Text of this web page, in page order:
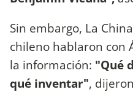
Sin embargo, La
chileno hablaron con
la información: "Qué
qué inventar",